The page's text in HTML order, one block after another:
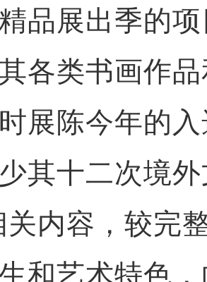
品展出季的
各类书画作
展陈今年的
十二次境外
关内容，较完
和艺术特色